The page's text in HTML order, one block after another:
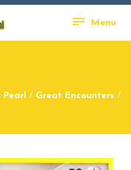
Menu
Pearl / Great Encounters /